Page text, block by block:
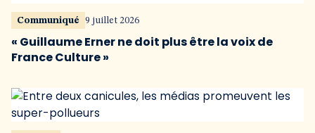
Communiqué 9 juillet 2026
« Guillaume Erner ne doit plus être la voix de
France Culture »